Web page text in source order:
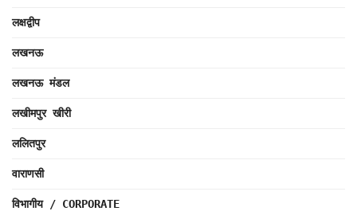
लक्षद्वीप
लखनऊ
लखनऊ मंडल
लखीमपुर खीरी
ललितपुर
वाराणसी
विभागीय / CORPORATE